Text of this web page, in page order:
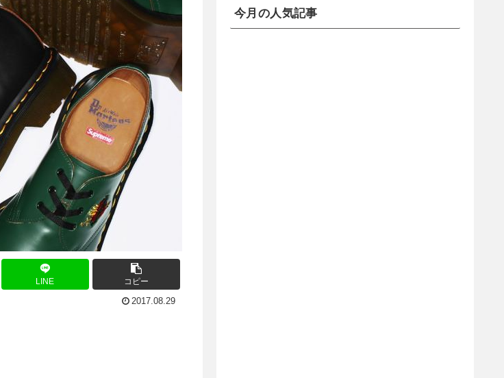
LINE コピー
2017.08.29
今月の人気記事